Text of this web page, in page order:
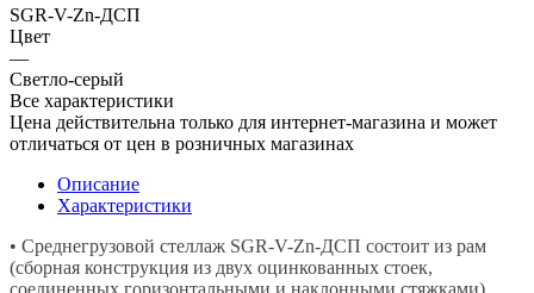
SGR-V-Zn-ДСП
Цвет
—
Светло-серый
Все характеристики
Цена действительна только для интернет-магазина и может
отличаться от цен в розничных магазинах
Описание
Характеристики
• Среднегрузовой стеллаж SGR-V-Zn-ДСП состоит из рам
(сборная конструкция из двух оцинкованных стоек,
соединенных горизонтальными и наклонными стяжками),